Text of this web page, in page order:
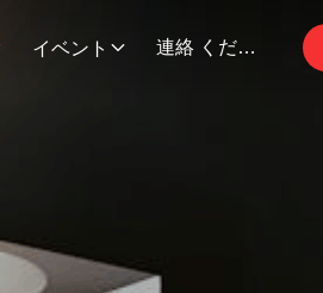
イベント 連絡 ください